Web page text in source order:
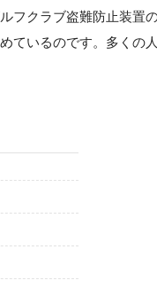
フクラブ盗難防止装置
ているのです。多くの